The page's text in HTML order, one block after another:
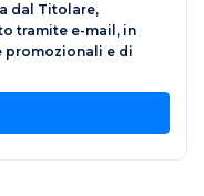
dal Titolare,
tramite e-mail, in
promozionali e di